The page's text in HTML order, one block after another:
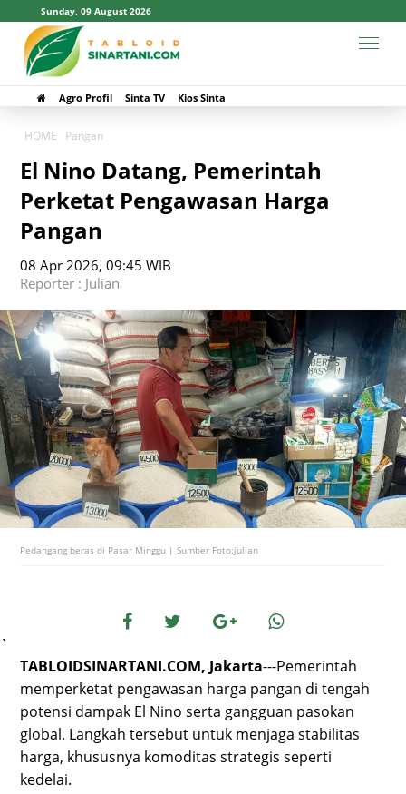
Sunday, 09 August 2026
Agro Profil Sinta TV Kios Sinta
HOME Pangan
El Nino Datang, Pemerintah
Perketat Pengawasan Harga
Pangan
08 Apr 2026, 09:45 WIB
Reporter : Julian
Pedangang beras di Pasar Minggu | Sumber Foto:julian
`
TABLOIDSINARTANI.COM, Jakarta---Pemerintah
memperketat pengawasan harga pangan di tengah
potensi dampak El Nino serta gangguan pasokan
global. Langkah tersebut untuk menjaga stabilitas
harga, khususnya komoditas strategis seperti
kedelai.